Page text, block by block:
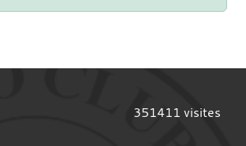
351411 visites